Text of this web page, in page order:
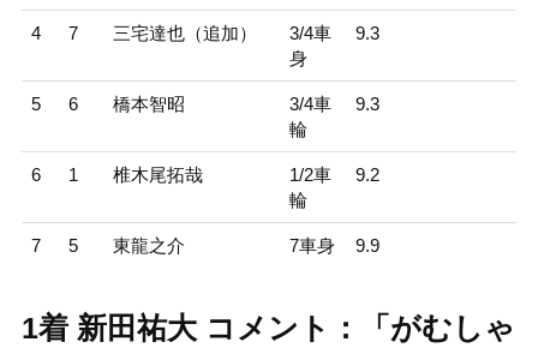
4 7 三宅達也（追加）
3/4車
身
9.3
5 6 橋本智昭
3/4車
輪
9.3
6 1 椎木尾拓哉
1/2車
輪
9.2
7 5 東龍之介 7車身 9.9
1着 新田祐大 コメント：「がむしゃ